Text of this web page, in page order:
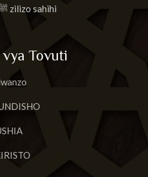
Mtume ﷺ zilizo sahihi
Tovuti